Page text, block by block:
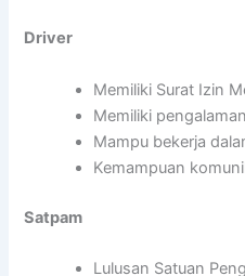
Driver
Memiliki Surat Izin
Memiliki
Mampu bekerja
Kemampuan
Satpam
Lulusan Satuan